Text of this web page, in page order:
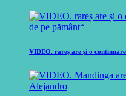
VIDEO. rareș are și o